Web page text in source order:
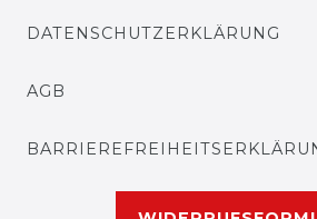
DATENSCHUTZERKLÄRUNG
AGB